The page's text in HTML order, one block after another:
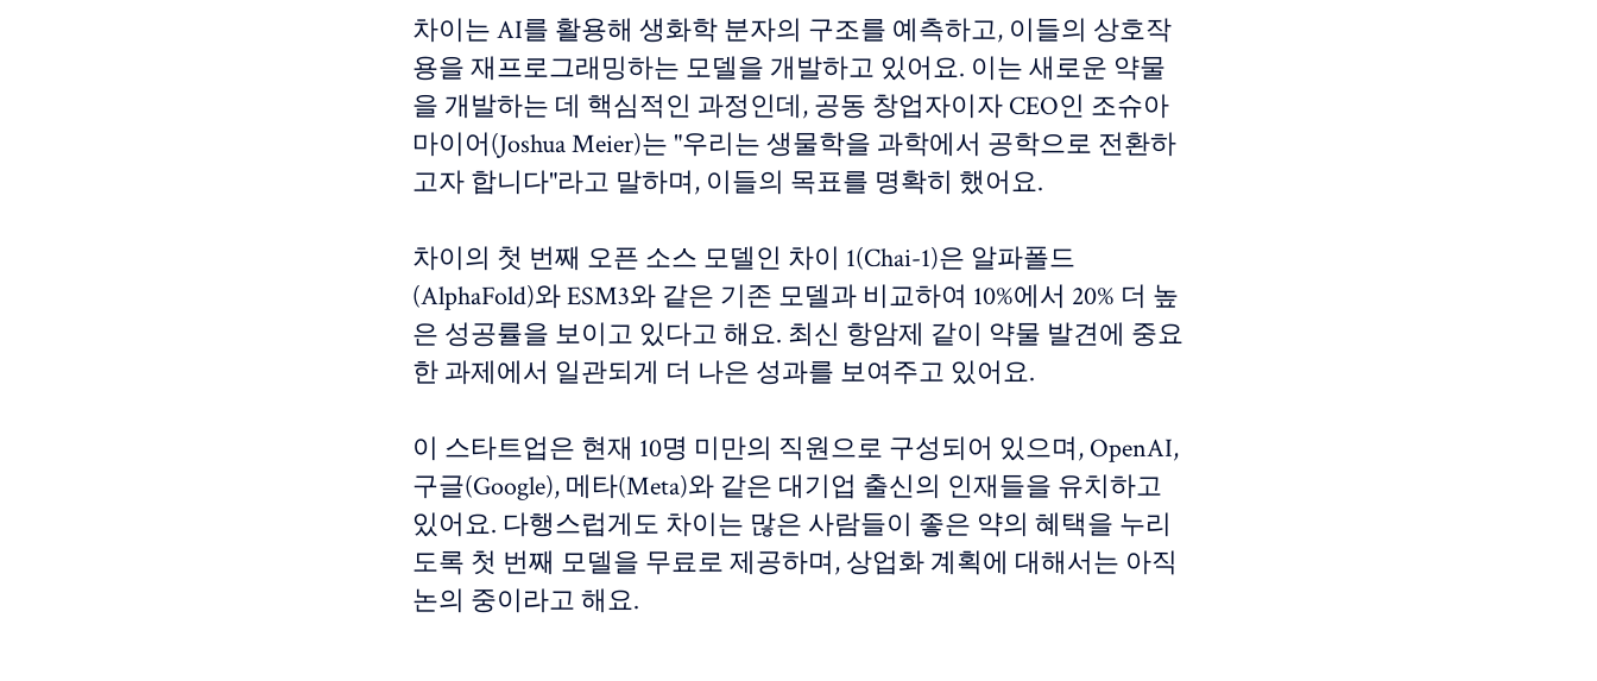
차이는 AI를 활용해 생화학 분자의 구조를 예측하고, 이들의 상호작
용을 재프로그래밍하는 모델을 개발하고 있어요. 이는 새로운 약물
을 개발하는 데 핵심적인 과정인데, 공동 창업자이자 CEO인 조슈아
마이어(Joshua Meier)는 "우리는 생물학을 과학에서 공학으로 전환하
고자 합니다"라고 말하며, 이들의 목표를 명확히 했어요.
차이의 첫 번째 오픈 소스 모델인 차이 1(Chai-1)은 알파폴드
(AlphaFold)와 ESM3와 같은 기존 모델과 비교하여 10%에서 20% 더 높
은 성공률을 보이고 있다고 해요. 최신 항암제 같이 약물 발견에 중요
한 과제에서 일관되게 더 나은 성과를 보여주고 있어요.
이 스타트업은 현재 10명 미만의 직원으로 구성되어 있으며, OpenAI,
구글(Google), 메타(Meta)와 같은 대기업 출신의 인재들을 유치하고
있어요. 다행스럽게도 차이는 많은 사람들이 좋은 약의 혜택을 누리
도록 첫 번째 모델을 무료로 제공하며, 상업화 계획에 대해서는 아직
논의 중이라고 해요.